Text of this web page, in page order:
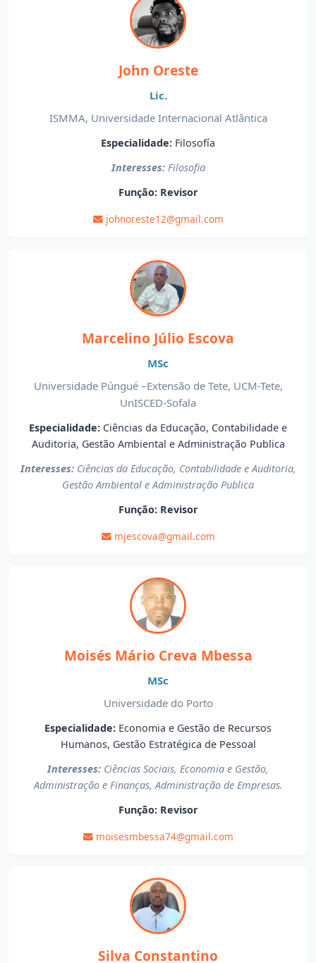
John Oreste
Lic.
ISMMA, Universidade Internacional Atlântica
Especialidade: Filosofía
Interesses:Filosofia
Função:Revisor
johnoreste12@gmail.com
Marcelino Júlio Escova
MSc
Universidade Púngué –Extensão de Tete, UCM-Tete,
UnISCED-Sofala
Especialidade: Ciências da Educação, Contabilidade e
Auditoria, Gestão Ambiental e Administração Publica
Interesses:Ciências da Educação, Contabilidade e Auditoria,
Gestão Ambiental e Administração Publica
Função:Revisor
mjescova@gmail.com
Moisés Mário Creva Mbessa
MSc
Universidade do Porto
Especialidade: Economia e Gestão de Recursos
Humanos, Gestão Estratégica de Pessoal
Interesses: Ciências Sociais, Economia e Gestão,
Administração e Finanças, Administração de Empresas.
Função:Revisor
moisesmbessa74@gmail.com
Silva Constantino